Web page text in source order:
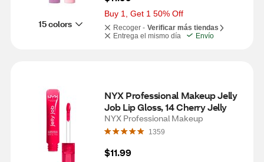
15 colors
Buy 1, Get 1 50% Off
Recoger - Verificar más tiendas
Entrega el mismo día
Envío
NYX Professional Makeup Jelly
Job Lip Gloss, 14 Cherry Jelly
NYX Professional Makeup
1359
$11.99